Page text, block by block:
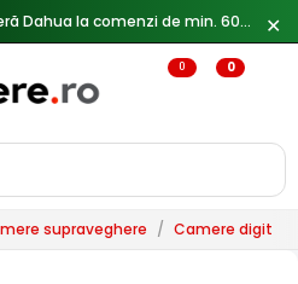
in luna iulie → Vezi ofertele
✕
0 0
supraveghere / Camere digitale